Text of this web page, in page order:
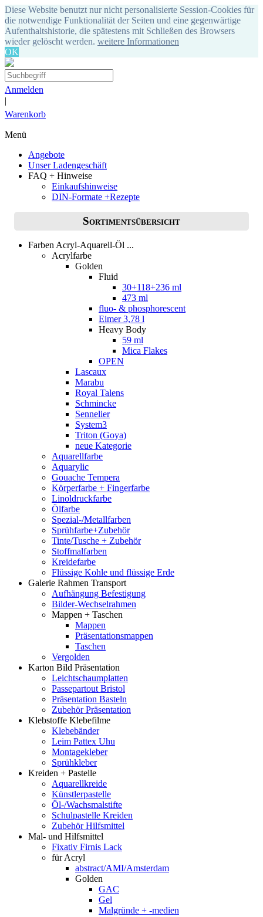
Diese Website benutzt nur nicht personalisierte Session-Cookies für
die notwendige Funktionalität der Seiten und eine gegenwärtige
Aufenthaltshistorie, die spätestens mit Schließen des Browsers
wieder gelöscht werden. weitere Informationen
OK
Anmelden
|
Warenkorb
Menü
Angebote
Unser Ladengeschäft
FAQ + Hinweise
Einkaufshinweise
DIN-Formate +Rezepte
Sortimentsübersicht
Farben Acryl-Aquarell-Öl ...
Acrylfarbe
Golden
Fluid
30+118+236 ml
473 ml
fluo- & phosphorescent
Eimer 3,78 l
Heavy Body
59 ml
Mica Flakes
OPEN
Lascaux
Marabu
Royal Talens
Schmincke
Sennelier
System3
Triton (Goya)
neue Kategorie
Aquarellfarbe
Aquarylic
Gouache Tempera
Körperfarbe + Fingerfarbe
Linoldruckfarbe
Ölfarbe
Spezial-/Metallfarben
Sprühfarbe+Zubehör
Tinte/Tusche + Zubehör
Stoffmalfarben
Kreidefarbe
Flüssige Kohle und flüssige Erde
Galerie Rahmen Transport
Aufhängung Befestigung
Bilder-Wechselrahmen
Mappen + Taschen
Mappen
Präsentationsmappen
Taschen
Vergolden
Karton Bild Präsentation
Leichtschaumplatten
Passepartout Bristol
Präsentation Basteln
Zubehör Präsentation
Klebstoffe Klebefilme
Klebebänder
Leim Pattex Uhu
Montagekleber
Sprühkleber
Kreiden + Pastelle
Aquarellkreide
Künstlerpastelle
Öl-/Wachsmalstifte
Schulpastelle Kreiden
Zubehör Hilfsmittel
Mal- und Hilfsmittel
Fixativ Firnis Lack
für Acryl
abstract/AMI/Amsterdam
Golden
GAC
Gel
Malgründe + -medien